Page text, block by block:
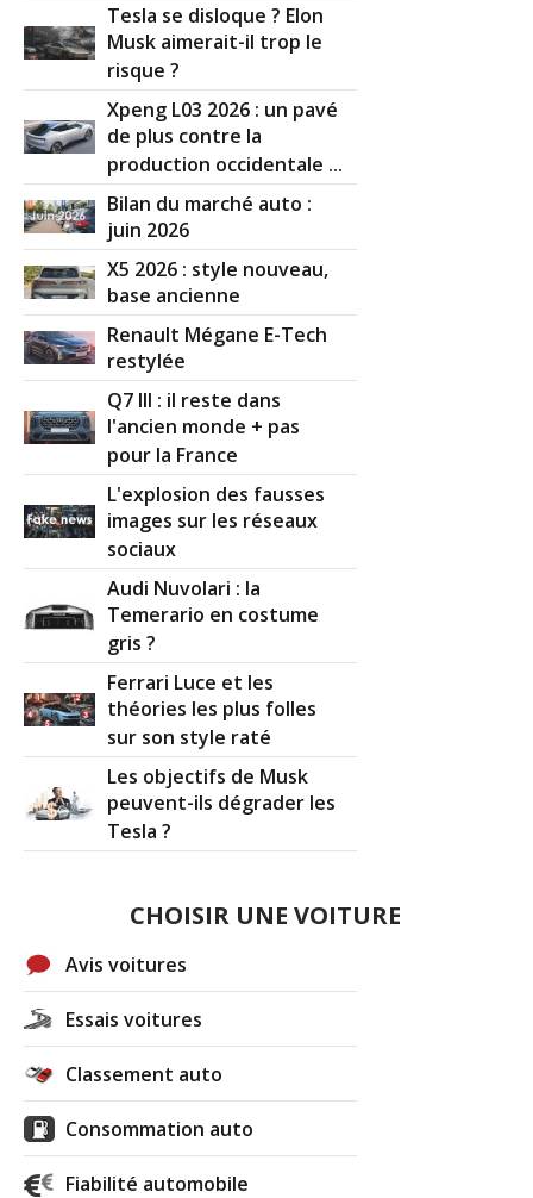
Tesla se disloque ? Elon
Musk aimerait-il trop le
risque ?
Xpeng L03 2026 : un pavé
de plus contre la
production occidentale ...
Bilan du marché auto :
juin 2026
X5 2026 : style nouveau,
base ancienne
Renault Mégane E-Tech
restylée
Q7 III : il reste dans
l'ancien monde + pas
pour la France
L'explosion des fausses
images sur les réseaux
sociaux
Audi Nuvolari : la
Temerario en costume
gris ?
Ferrari Luce et les
théories les plus folles
sur son style raté
Les objectifs de Musk
peuvent-ils dégrader les
Tesla ?
CHOISIR UNE VOITURE
Avis voitures
Essais voitures
Classement auto
Consommation auto
Fiabilité automobile